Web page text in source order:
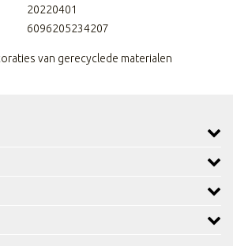
20220401
6096205234207
van gerecyclede materialen